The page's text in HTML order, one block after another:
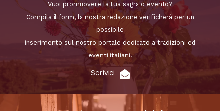
Vuoi promuovere la tua sagra o evento?
Compila il form, la nostra redazione verificherà per un
possibile
inserimento sul nostro portale dedicato a tradizioni ed
eventi italiani.
Scrivici